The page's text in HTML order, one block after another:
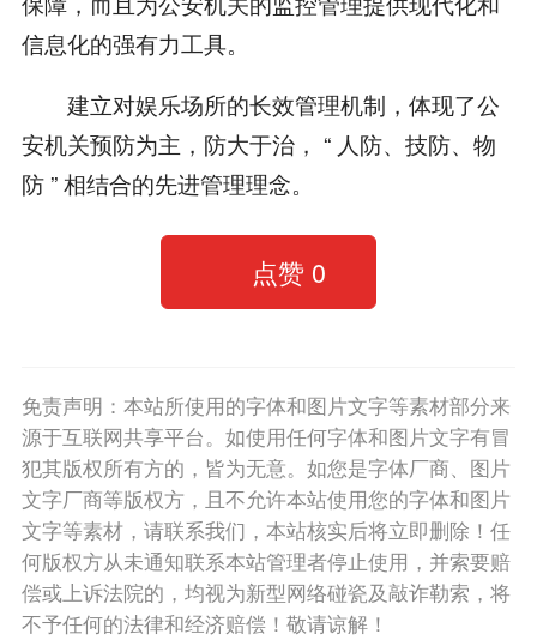
信息化的强有力工具。
建立对娱乐场所的长效管理机制，体现了公
安机关预防为主，防大于治， “ 人防、技防、物
防 ” 相结合的先进管理理念。
点赞 0
免责声明：本站所使用的字体和图片文字等素材部分来
源于互联网共享平台。如使用任何字体和图片文字有冒
犯其版权所有方的，皆为无意。如您是字体厂商、图片
文字厂商等版权方，且不允许本站使用您的字体和图片
文字等素材，请联系我们，本站核实后将立即删除！任
何版权方从未通知联系本站管理者停止使用，并索要赔
偿或上诉法院的，均视为新型网络碰瓷及敲诈勒索，将
不予任何的法律和经济赔偿！敬请谅解！